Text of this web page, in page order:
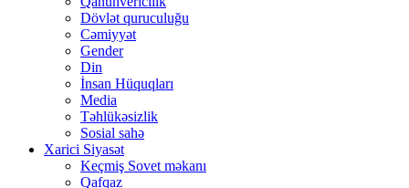
Dövlət quruculuğu
Cəmiyyət
Gender
Din
İnsan Hüquqları
Media
Təhlükəsizlik
Sosial sahə
Xarici Siyasət
Keçmiş Sovet məkanı
Qafqaz